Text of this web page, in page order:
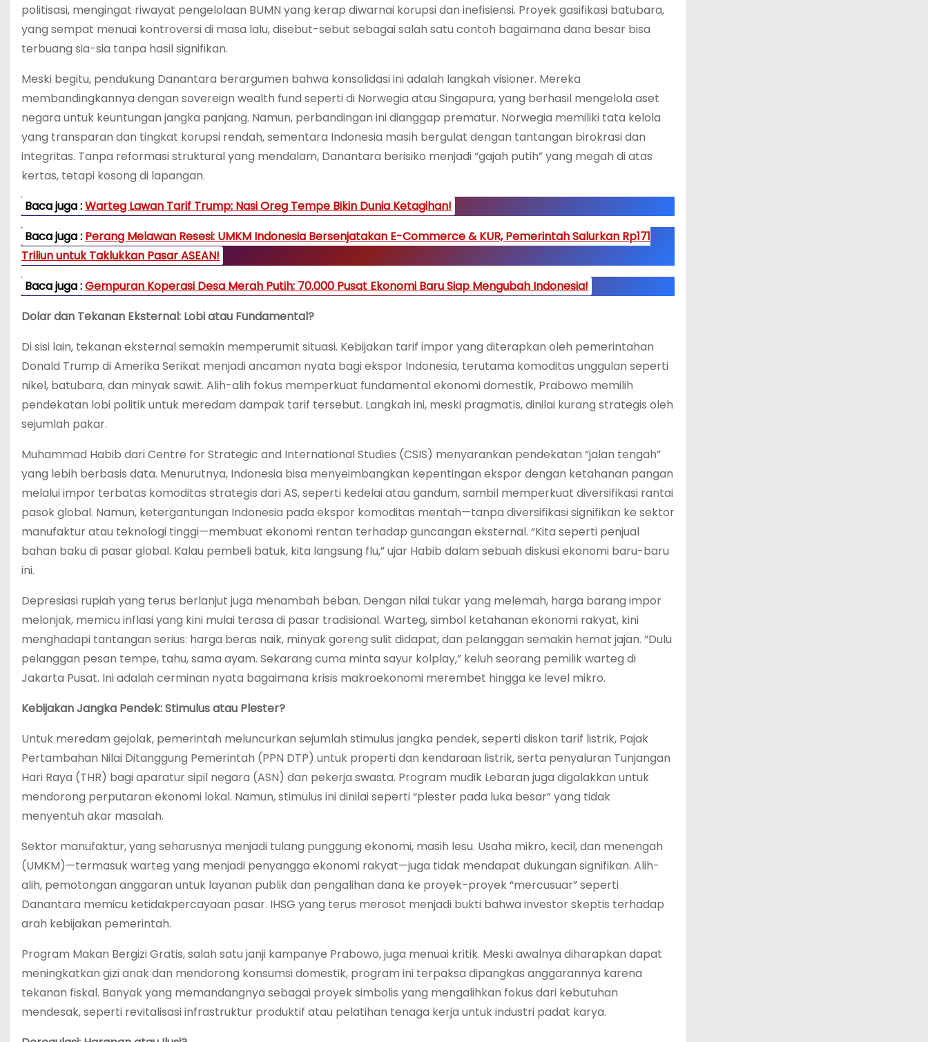
politisasi, mengingat riwayat pengelolaan BUMN yang kerap diwarnai korupsi dan inefisiensi. Proyek gasifikasi batubara,
yang sempat menuai kontroversi di masa lalu, disebut-sebut sebagai salah satu contoh bagaimana dana besar bisa
terbuang sia-sia tanpa hasil signifikan.
Meski begitu, pendukung Danantara berargumen bahwa konsolidasi ini adalah langkah visioner. Mereka
membandingkannya dengan sovereign wealth fund seperti di Norwegia atau Singapura, yang berhasil mengelola aset
negara untuk keuntungan jangka panjang. Namun, perbandingan ini dianggap prematur. Norwegia memiliki tata kelola
yang transparan dan tingkat korupsi rendah, sementara Indonesia masih bergulat dengan tantangan birokrasi dan
integritas. Tanpa reformasi struktural yang mendalam, Danantara berisiko menjadi “gajah putih” yang megah di atas
kertas, tetapi kosong di lapangan.
Baca juga :Warteg Lawan Tarif Trump: Nasi Oreg Tempe Bikin Dunia Ketagihan!
Baca juga : Perang Melawan Resesi: UMKM Indonesia Bersenjatakan E-Commerce & KUR, Pemerintah Salurkan Rp171
Triliun untuk Taklukkan Pasar ASEAN!
Baca juga :Gempuran Koperasi Desa Merah Putih: 70.000 Pusat Ekonomi Baru Siap Mengubah Indonesia!
Dolar dan Tekanan Eksternal: Lobi atau Fundamental?
Di sisi lain, tekanan eksternal semakin memperumit situasi. Kebijakan tarif impor yang diterapkan oleh pemerintahan
Donald Trump di Amerika Serikat menjadi ancaman nyata bagi ekspor Indonesia, terutama komoditas unggulan seperti
nikel, batubara, dan minyak sawit. Alih-alih fokus memperkuat fundamental ekonomi domestik, Prabowo memilih
pendekatan lobi politik untuk meredam dampak tarif tersebut. Langkah ini, meski pragmatis, dinilai kurang strategis oleh
sejumlah pakar.
Muhammad Habib dari Centre for Strategic and International Studies (CSIS) menyarankan pendekatan “jalan tengah”
yang lebih berbasis data. Menurutnya, Indonesia bisa menyeimbangkan kepentingan ekspor dengan ketahanan pangan
melalui impor terbatas komoditas strategis dari AS, seperti kedelai atau gandum, sambil memperkuat diversifikasi rantai
pasok global. Namun, ketergantungan Indonesia pada ekspor komoditas mentah—tanpa diversifikasi signifikan ke sektor
manufaktur atau teknologi tinggi—membuat ekonomi rentan terhadap guncangan eksternal. “Kita seperti penjual
bahan baku di pasar global. Kalau pembeli batuk, kita langsung flu,” ujar Habib dalam sebuah diskusi ekonomi baru-baru
ini.
Depresiasi rupiah yang terus berlanjut juga menambah beban. Dengan nilai tukar yang melemah, harga barang impor
melonjak, memicu inflasi yang kini mulai terasa di pasar tradisional. Warteg, simbol ketahanan ekonomi rakyat, kini
menghadapi tantangan serius: harga beras naik, minyak goreng sulit didapat, dan pelanggan semakin hemat jajan. “Dulu
pelanggan pesan tempe, tahu, sama ayam. Sekarang cuma minta sayur kolplay,” keluh seorang pemilik warteg di
Jakarta Pusat. Ini adalah cerminan nyata bagaimana krisis makroekonomi merembet hingga ke level mikro.
Kebijakan Jangka Pendek: Stimulus atau Plester?
Untuk meredam gejolak, pemerintah meluncurkan sejumlah stimulus jangka pendek, seperti diskon tarif listrik, Pajak
Pertambahan Nilai Ditanggung Pemerintah (PPN DTP) untuk properti dan kendaraan listrik, serta penyaluran Tunjangan
Hari Raya (THR) bagi aparatur sipil negara (ASN) dan pekerja swasta. Program mudik Lebaran juga digalakkan untuk
mendorong perputaran ekonomi lokal. Namun, stimulus ini dinilai seperti “plester pada luka besar” yang tidak
menyentuh akar masalah.
Sektor manufaktur, yang seharusnya menjadi tulang punggung ekonomi, masih lesu. Usaha mikro, kecil, dan menengah
(UMKM)—termasuk warteg yang menjadi penyangga ekonomi rakyat—juga tidak mendapat dukungan signifikan. Alih-
alih, pemotongan anggaran untuk layanan publik dan pengalihan dana ke proyek-proyek “mercusuar” seperti
Danantara memicu ketidakpercayaan pasar. IHSG yang terus merosot menjadi bukti bahwa investor skeptis terhadap
arah kebijakan pemerintah.
Program Makan Bergizi Gratis, salah satu janji kampanye Prabowo, juga menuai kritik. Meski awalnya diharapkan dapat
meningkatkan gizi anak dan mendorong konsumsi domestik, program ini terpaksa dipangkas anggarannya karena
tekanan fiskal. Banyak yang memandangnya sebagai proyek simbolis yang mengalihkan fokus dari kebutuhan
mendesak, seperti revitalisasi infrastruktur produktif atau pelatihan tenaga kerja untuk industri padat karya.